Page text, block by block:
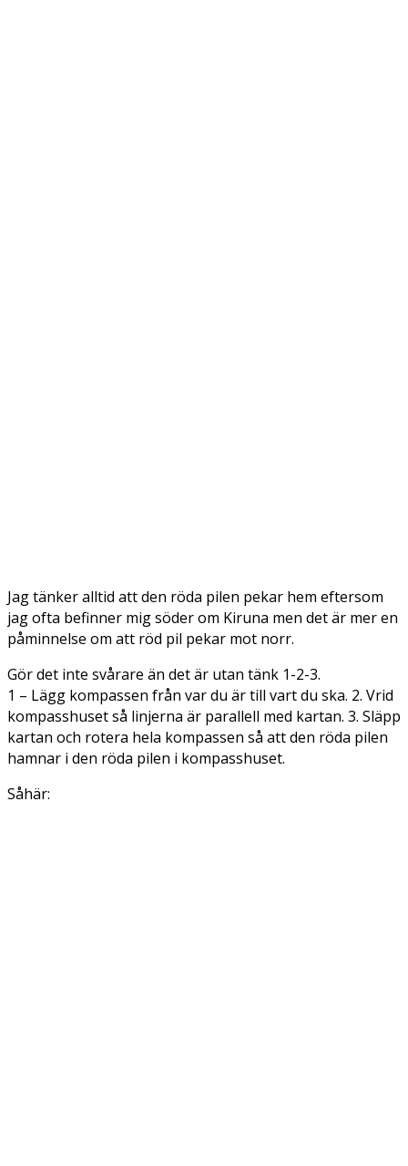
Jag tänker alltid att den röda pilen pekar hem eftersom
jag ofta befinner mig söder om Kiruna men det är mer en
påminnelse om att röd pil pekar mot norr.
Gör det inte svårare än det är utan tänk 1-2-3.
1 – Lägg kompassen från var du är till vart du ska. 2. Vrid
kompasshuset så linjerna är parallell med kartan. 3. Släpp
kartan och rotera hela kompassen så att den röda pilen
hamnar i den röda pilen i kompasshuset.
Såhär: